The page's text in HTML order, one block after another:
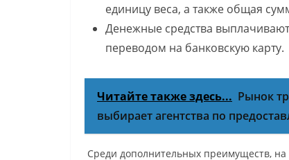
единицу веса, а также общая
Денежные средства
переводом на банковскую карту.
Читайте также здесь... Рынок
выбирает агентства по
Среди дополнительных преимуществ,